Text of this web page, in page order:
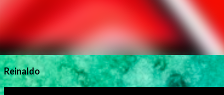
Reinaldo